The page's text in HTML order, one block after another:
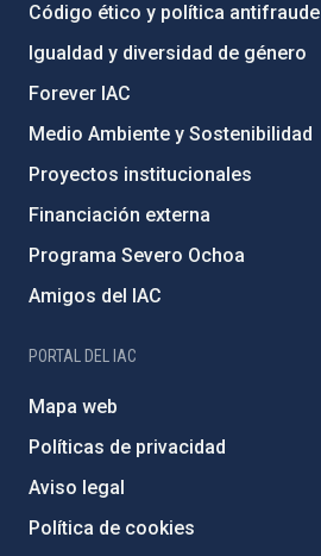
Código ético y política antifraude
Igualdad y diversidad de género
Forever IAC
Medio Ambiente y Sostenibilidad
Proyectos institucionales
Financiación externa
Programa Severo Ochoa
Amigos del IAC
PORTAL DEL IAC
Mapa web
Políticas de privacidad
Aviso legal
Política de cookies